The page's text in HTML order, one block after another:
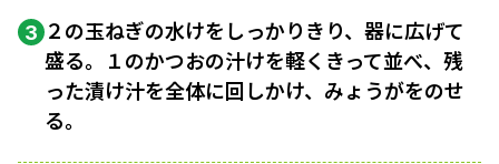
3 ２の玉ねぎの水けをしっかりきり、器に広げて
盛る。１のかつおの汁けを軽くきって並べ、残
った漬け汁を全体に回しかけ、みょうがをのせ
る。